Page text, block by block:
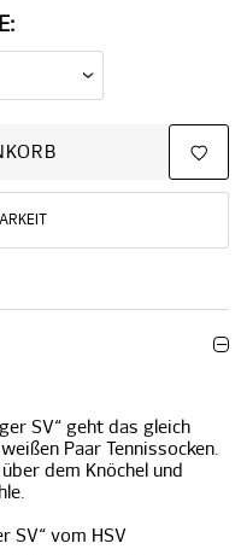
SV“ geht das gleich
Paar Tennissocken.
dem Knöchel und
SV“ vom HSV